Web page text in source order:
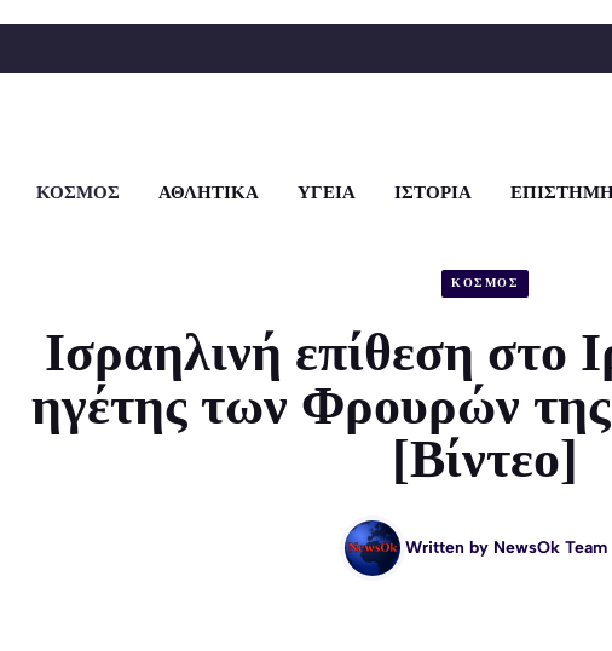
ΚΟΣΜΟΣ ΑΘΛΗΤΙΚΑ ΥΓΕΙΑ ΙΣΤΟΡΙΑ
ΚΟΣΜΟΣ
Ισραηλινή επίθεση στο
ηγέτης των Φρουρών
[Βίντεο]
Written by NewsOk Team